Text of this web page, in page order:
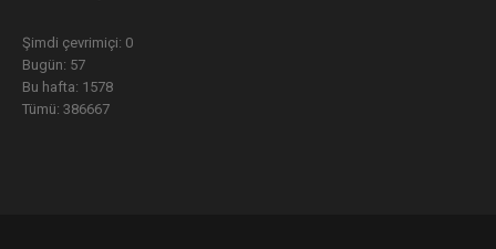
Şimdi çevrimiçi: 0
Bugün: 57
Bu hafta: 1578
Tümü: 386667